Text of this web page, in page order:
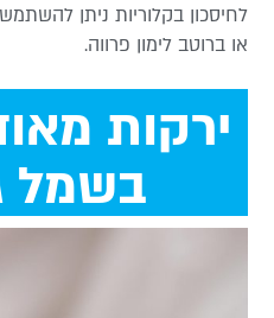
בקלוריות ניתן להשתמש
ברוטב לימון פרווה.
ירקות
בשמל